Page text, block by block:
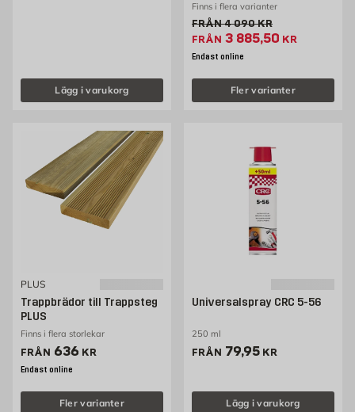
Lägg i varukorg
Finns i flera varianter
FRÅNGammalt pris 4090 kr
4 090KR
FRÅN Extrapris 3885.5 kr
3 885,50 KR
Endast online
Fler varianter
PLUS
Trappbrädor till Trappsteg
PLUS
Finns i flera storlekar
FRÅN Pris 636 kr
636 KR
Endast online
Fler varianter
Universalspray CRC 5-56
250 ml
FRÅN Pris 79.95 kr
79,95 KR
Lägg i varukorg